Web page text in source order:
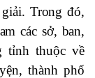
Trong đó,
các sở, ban,
tỉnh thuộc về
thành phố